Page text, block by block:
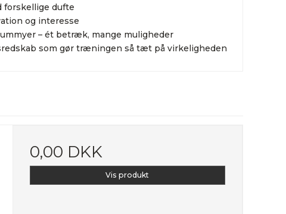
dufte
og interesse
– ét betræk, mange muligheder
som gør træningen så tæt på virkeligheden
0,00 DKK
Vis produkt